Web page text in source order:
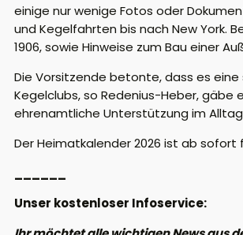
einige nur wenige Fotos oder
und Kegelfahrten bis nach New York.
1906, sowie Hinweise zum Bau einer
Die Vorsitzende betonte, dass es
Kegelclubs, so Redenius-Heber,
ehrenamtliche Unterstützung im
Der Heimatkalender 2026 ist ab sofort
Unser kostenloser Infoservice: